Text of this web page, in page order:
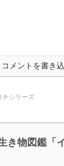
コメントを書き
チシリーズ
き物図鑑「